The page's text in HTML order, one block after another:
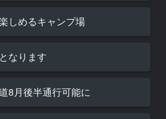
しめるキャンプ場
なります
8月後半通行可能に